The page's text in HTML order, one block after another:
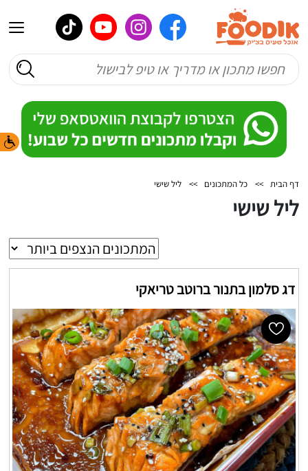
דף הבית >> כל המתכונים >> ליל שישי
ליל שישי
דג סלמון בתנור ברוטב טריאקי